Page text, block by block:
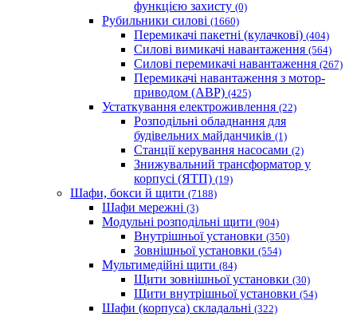
функцією захисту (0)
Рубильники силові (1660)
Перемикачі пакетні (кулачкові) (404)
Силові вимикачі навантаження (564)
Cилові перемикачі навантаження (267)
Перемикачі навантаження з мотор-
приводом (АВР) (425)
Устаткування електроживлення (22)
Розподільні обладнання для
будівельних майданчиків (1)
Станції керування насосами (2)
Знижувальний трансформатор у
корпусі (ЯТП) (19)
Шафи, бокси й щити (7188)
Шафи мережні (3)
Модульні розподільні щити (904)
Внутрішньої установки (350)
Зовнішньої установки (554)
Мультимедійні щити (84)
Щити зовнішньої установки (30)
Щити внутрішньої установки (54)
Шафи (корпуса) складальні (322)